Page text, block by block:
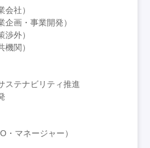
社）
画・事業開発）
外）
関）
ステナビリティ推進
・マネージャー）